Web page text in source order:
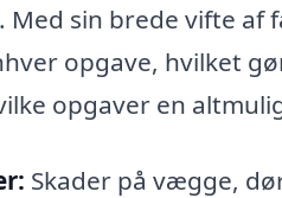
Med sin brede vifte
opgave, hvilket
opgaver en
Skader på vægge,